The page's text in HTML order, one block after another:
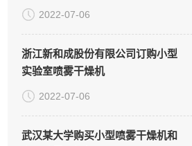
2022-07-06
浙江新和成股份有限公司订购小型
实验室喷雾干燥机
2022-07-06
武汉某大学购买小型喷雾干燥机和